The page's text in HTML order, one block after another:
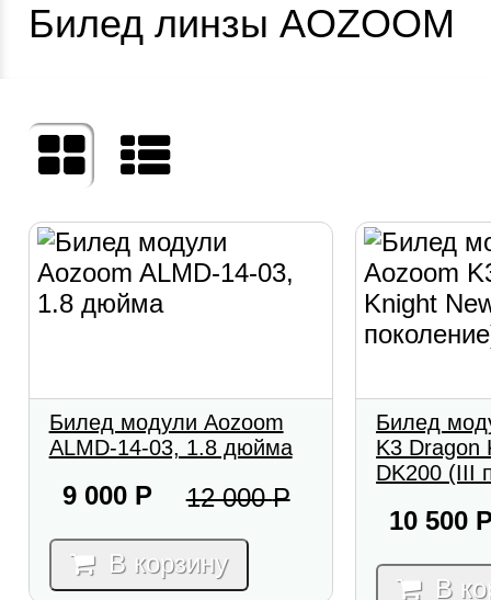
Билед линзы AOZOOM
Билед модули Aozoom
ALMD-14-03, 1.8 дюйма
9 000 Р 12 000Р
В корзину
Билед
K3 Dragon
DK200 (III
10 500
В